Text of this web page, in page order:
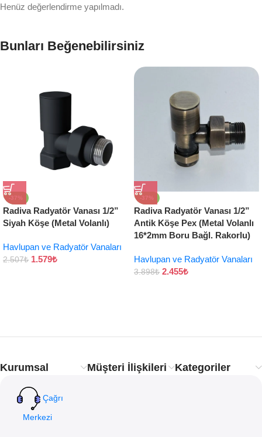
Henüz değerlendirme yapılmadı.
Bunları Beğenebilirsiniz
-37%
Radiva Radyatör Vanası 1/2”
Siyah Köşe (Metal Volanlı)
Havlupan ve Radyatör Vanaları
2.507₺ 1.579₺
-37%
Radiva Radyatör Vanası 1/2”
Antik Köşe Pex (Metal Volanlı
16*2mm Boru Bağl. Rakorlu)
Havlupan ve Radyatör Vanaları
3.898₺ 2.455₺
Kurumsal Müşteri İlişkileri Kategoriler
Çağrı
Merkezi